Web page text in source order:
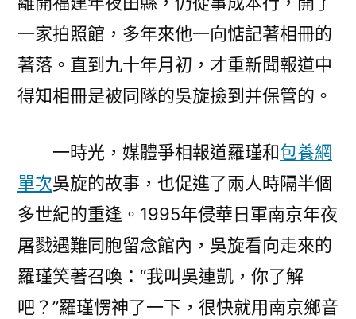
一家拍照館，多年來他一向惦記著相冊的
著落。直到九十年月初，才重新聞報道中
得知相冊是被同隊的吳旋撿到并保管的。
一時光，媒體爭相報道羅瑾和包養網
單次吳旋的故事，也促進了兩人時隔半個
多世紀的重逢。1995年侵華日軍南京年夜
屠戮遇難同胞留念館內，吳旋看向走來的
羅瑾笑著召喚：“我叫吳連凱，你了解
吧？”羅瑾愣神了一下，很快就用南京鄉音